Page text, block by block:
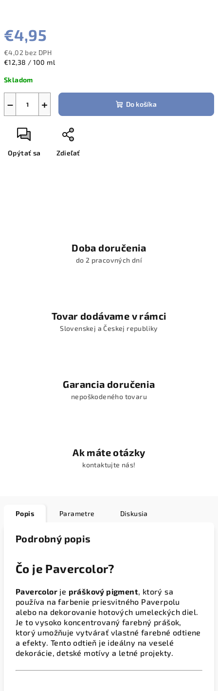
€4,95
€4,02 bez DPH
Jednotková
€12,38 / 100 ml
Skladom
+
− Do košíka
Opýtať sa Zdieľať
Doba doručenia
do 2 pracovných dní
Tovar dodávame v rámci
Slovenskej a Českej republiky
Garancia doručenia
nepoškodeného tovaru
Ak máte otázky
kontaktujte nás!
Popis Parametre Diskusia
Podrobný popis
Čo je Pavercolor?
Pavercolor je práškový pigment, ktorý sa
používa na farbenie priesvitného Paverpolu
alebo na dekorovanie hotových umeleckých diel.
Je to vysoko koncentrovaný farebný prášok,
ktorý umožňuje vytvárať vlastné farebné odtiene
a efekty. Tento odtieň je ideálny na veselé
dekorácie, detské motívy a letné projekty.